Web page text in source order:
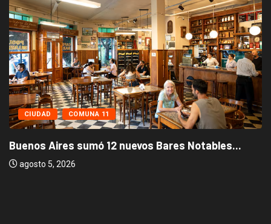
CIUDAD COMUNA 11
Buenos Aires sumó 12 nuevos Bares Notables...
agosto 5, 2026